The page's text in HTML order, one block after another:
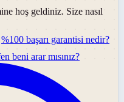
hoş geldiniz. Size nasıl
%100 başarı garantisi nedir?
beni arar mısınız?